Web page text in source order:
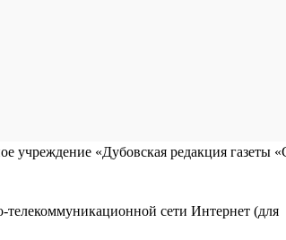
учреждение «Дубовская редакция газеты
сети Интернет (для